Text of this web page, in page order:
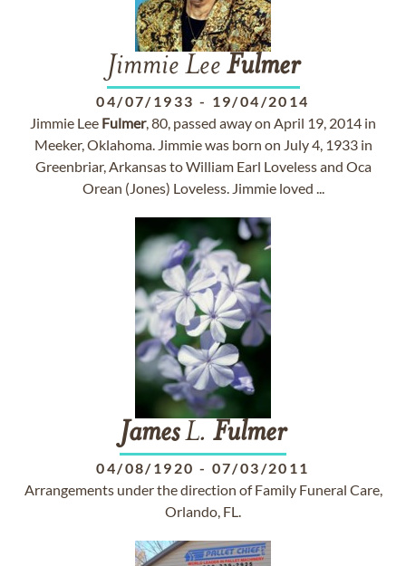
Jimmie Lee Fulmer
04/07/1933 - 19/04/2014
Jimmie Lee Fulmer, 80, passed away on April 19, 2014 in
Meeker, Oklahoma. Jimmie was born on July 4, 1933 in
Greenbriar, Arkansas to William Earl Loveless and Oca
Orean (Jones) Loveless. Jimmie loved ...
JamesL. Fulmer
04/08/1920 - 07/03/2011
Arrangements under the direction of Family Funeral Care,
Orlando, FL.